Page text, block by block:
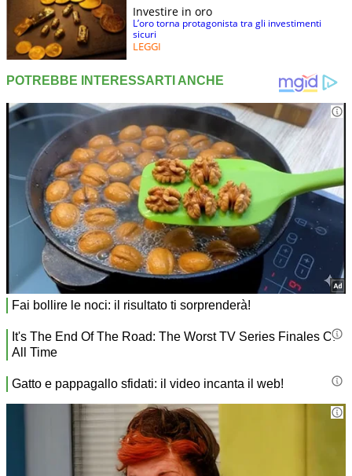
Investire in oro
L’oro torna protagonista tra gli investimenti
sicuri
LEGGI